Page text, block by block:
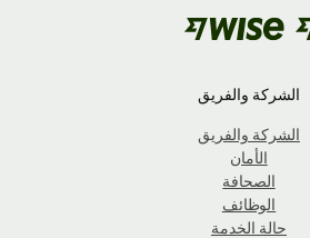
الشركة والفريق
الشركة والفريق
الأمان
الصحافة
الوظائف
حالة الخدمة